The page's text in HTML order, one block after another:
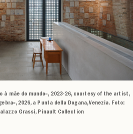
à mãe do mundo», 2023-26, courtesy of the artist,
2026, a Punta della Dogana, Venezia. Foto:
Grassi, Pinault Collection